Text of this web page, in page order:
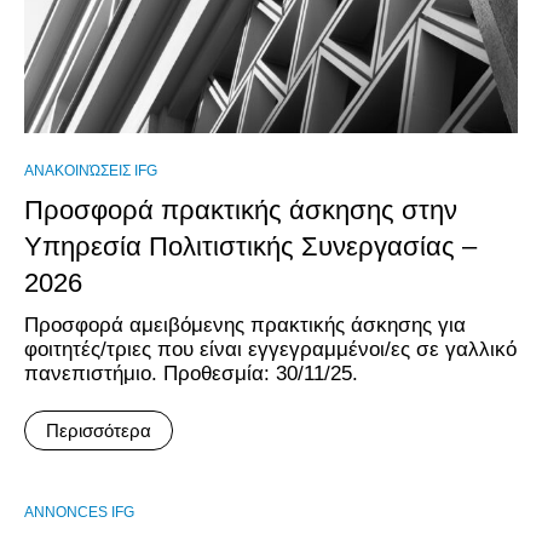
ΑΝΑΚΟΙΝΏΣΕΙΣ IFG
Προσφορά πρακτικής άσκησης στην
Υπηρεσία Πολιτιστικής Συνεργασίας –
2026
Προσφορά αμειβόμενης πρακτικής άσκησης για
φοιτητές/τριες που είναι εγγεγραμμένοι/ες σε γαλλικό
πανεπιστήμιο. Προθεσμία: 30/11/25.
Περισσότερα
ANNONCES IFG